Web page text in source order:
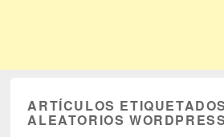
ARTÍCULOS
ALEATORIOS WORDPRESS